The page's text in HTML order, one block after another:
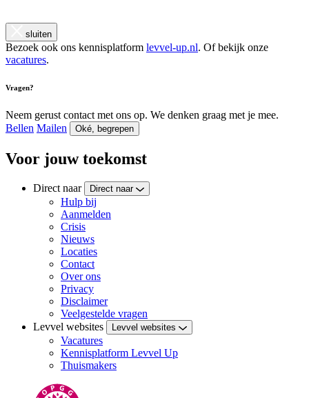
sluiten
Bezoek ook ons kennisplatform levvel-up.nl. Of bekijk onze
vacatures.
Vragen?
Neem gerust contact met ons op. We denken graag met je mee.
Bellen Mailen Oké, begrepen
Voor jouw toekomst
Direct naar Direct naar
Hulp bij
Aanmelden
Crisis
Nieuws
Locaties
Contact
Over ons
Privacy
Disclaimer
Veelgestelde vragen
Levvel websites
Levvel websites
Vacatures
Kennisplatform Levvel Up
Thuismakers